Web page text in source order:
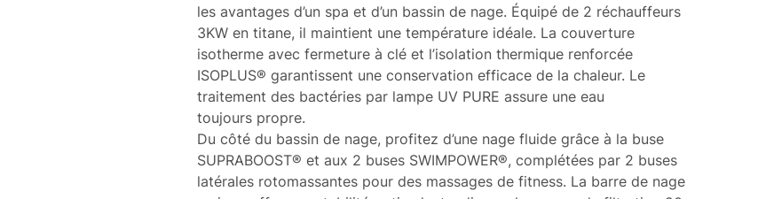
les avantages d’un spa et d’un bassin de nage. Équipé de 2 réchauffeurs
3KW en titane, il maintient une température idéale. La couverture
isotherme avec fermeture à clé et l’isolation thermique renforcée
ISOPLUS® garantissent une conservation efficace de la chaleur. Le
traitement des bactéries par lampe UV PURE assure une eau
toujours propre.
Du côté du bassin de nage, profitez d’une nage fluide grâce à la buse
SUPRABOOST® et aux 2 buses SWIMPOWER®, complétées par 2 buses
latérales rotomassantes pour des massages de fitness. La barre de nage